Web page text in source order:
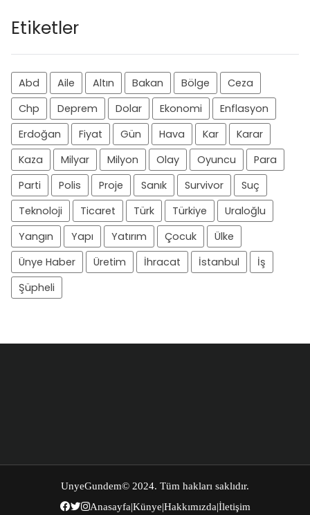
Etiketler
Abd Aile Altın Bakan Bölge
Ceza
Chp
Deprem Dolar Ekonomi
Enflasyon
Erdoğan
Fiyat Gün Hava Kar
Karar
Kaza
Milyar Milyon Olay Oyuncu
Para
Parti
Polis Proje Sanık Survivor
Suç
Teknoloji
Ticaret Türk Türkiye
Uraloğlu
Yangın
Yapı Yatırım Çocuk
Ülke
Ünye Haber
Üretim İhracat İstanbul
İş
Şüpheli
UnyeGundem© 2024. Tüm hakları saklıdır.
Anasayfa|Künye|Hakkımızda|İletişim